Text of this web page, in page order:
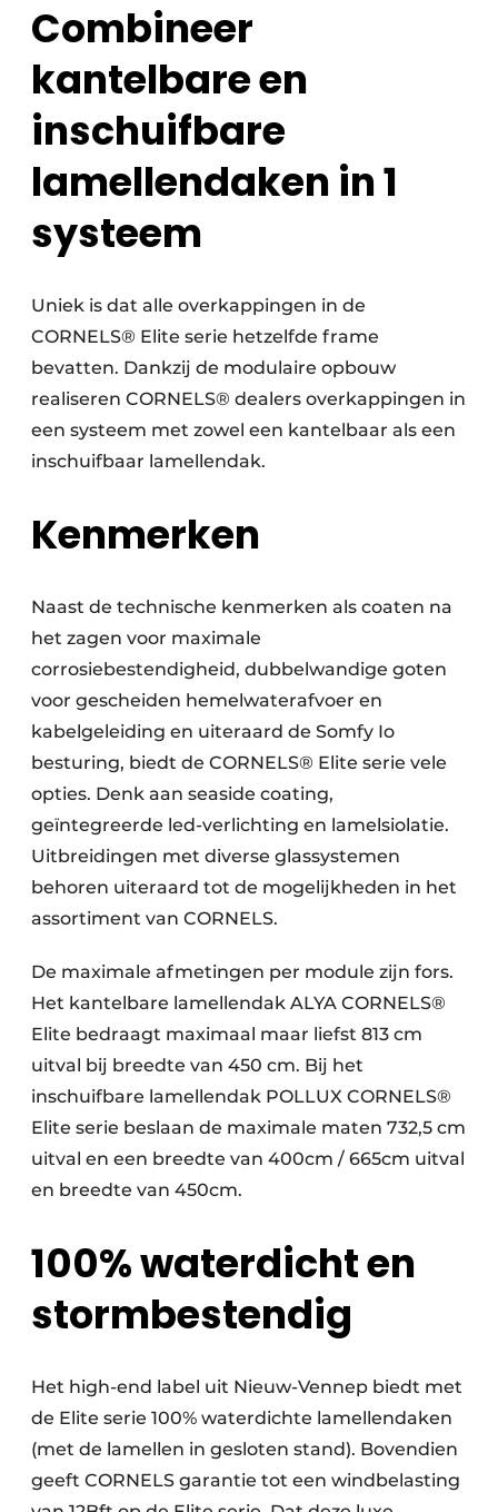
Combineer
kantelbare en
inschuifbare
lamellendaken in 1
systeem
Uniek is dat alle overkappingen in de
CORNELS® Elite serie hetzelfde frame
bevatten. Dankzij de modulaire opbouw
realiseren CORNELS® dealers overkappingen in
een systeem met zowel een kantelbaar als een
inschuifbaar lamellendak.
Kenmerken
Naast de technische kenmerken als coaten na
het zagen voor maximale
corrosiebestendigheid, dubbelwandige goten
voor gescheiden hemelwaterafvoer en
kabelgeleiding en uiteraard de Somfy Io
besturing, biedt de CORNELS® Elite serie vele
opties. Denk aan seaside coating,
geïntegreerde led-verlichting en lamelsiolatie.
Uitbreidingen met diverse glassystemen
behoren uiteraard tot de mogelijkheden in het
assortiment van CORNELS.
De maximale afmetingen per module zijn fors.
Het kantelbare lamellendak ALYA CORNELS®
Elite bedraagt maximaal maar liefst 813 cm
uitval bij breedte van 450 cm. Bij het
inschuifbare lamellendak POLLUX CORNELS®
Elite serie beslaan de maximale maten 732,5 cm
uitval en een breedte van 400cm / 665cm uitval
en breedte van 450cm.
100% waterdicht en
stormbestendig
Het high-end label uit Nieuw-Vennep biedt met
de Elite serie 100% waterdichte lamellendaken
(met de lamellen in gesloten stand). Bovendien
geeft CORNELS garantie tot een windbelasting